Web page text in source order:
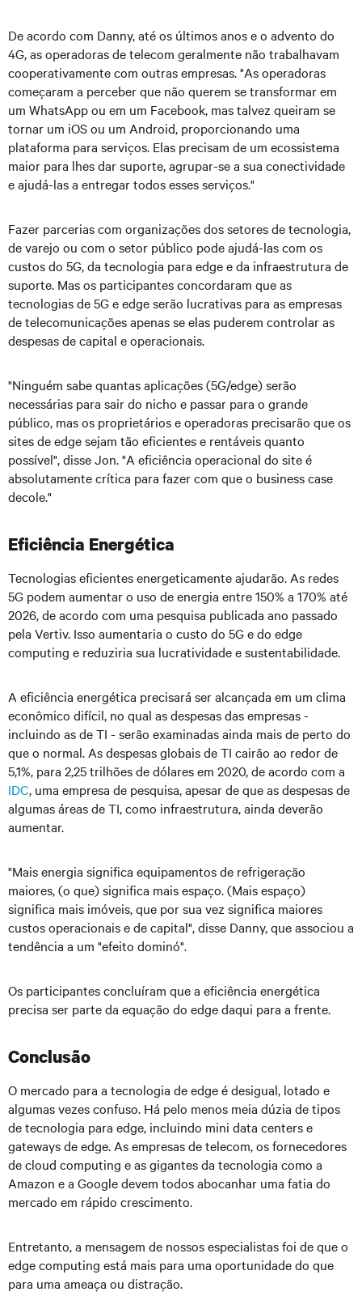
De acordo com Danny, até os últimos anos e o advento do
4G, as operadoras de telecom geralmente não trabalhavam
cooperativamente com outras empresas. "As operadoras
começaram a perceber que não querem se transformar em
um WhatsApp ou em um Facebook, mas talvez queiram se
tornar um iOS ou um Android, proporcionando uma
plataforma para serviços. Elas precisam de um ecossistema
maior para lhes dar suporte, agrupar-se a sua conectividade
e ajudá-las a entregar todos esses serviços."
Fazer parcerias com organizações dos setores de tecnologia,
de varejo ou com o setor público pode ajudá-las com os
custos do 5G, da tecnologia para edge e da infraestrutura de
suporte. Mas os participantes concordaram que as
tecnologias de 5G e edge serão lucrativas para as empresas
de telecomunicações apenas se elas puderem controlar as
despesas de capital e operacionais.
"Ninguém sabe quantas aplicações (5G/edge) serão
necessárias para sair do nicho e passar para o grande
público, mas os proprietários e operadoras precisarão que os
sites de edge sejam tão eficientes e rentáveis quanto
possível", disse Jon. "A eficiência operacional do site é
absolutamente crítica para fazer com que o business case
decole."
Eficiência Energética
Tecnologias eficientes energeticamente ajudarão. As redes
5G podem aumentar o uso de energia entre 150% a 170% até
2026, de acordo com uma pesquisa publicada ano passado
pela Vertiv. Isso aumentaria o custo do 5G e do edge
computing e reduziria sua lucratividade e sustentabilidade.
A eficiência energética precisará ser alcançada em um clima
econômico difícil, no qual as despesas das empresas -
incluindo as de TI - serão examinadas ainda mais de perto do
que o normal. As despesas globais de TI cairão ao redor de
5,1%, para 2,25 trilhões de dólares em 2020, de acordo com a
IDC, uma empresa de pesquisa, apesar de que as despesas de
algumas áreas de TI, como infraestrutura, ainda deverão
aumentar.
"Mais energia significa equipamentos de refrigeração
maiores, (o que) significa mais espaço. (Mais espaço)
significa mais imóveis, que por sua vez significa maiores
custos operacionais e de capital", disse Danny, que associou a
tendência a um "efeito dominó".
Os participantes concluíram que a eficiência energética
precisa ser parte da equação do edge daqui para a frente.
Conclusão
O mercado para a tecnologia de edge é desigual, lotado e
algumas vezes confuso. Há pelo menos meia dúzia de tipos
de tecnologia para edge, incluindo mini data centers e
gateways de edge. As empresas de telecom, os fornecedores
de cloud computing e as gigantes da tecnologia como a
Amazon e a Google devem todos abocanhar uma fatia do
mercado em rápido crescimento.
Entretanto, a mensagem de nossos especialistas foi de que o
edge computing está mais para uma oportunidade do que
para uma ameaça ou distração.